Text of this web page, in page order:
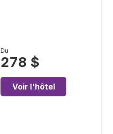
Du
278 $
Voir l'hôtel